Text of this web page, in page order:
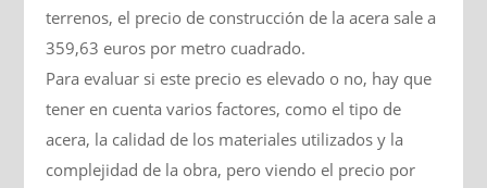
terrenos, el precio de construcción de la acera sale a
359,63 euros por metro cuadrado.
Para evaluar si este precio es elevado o no, hay que
tener en cuenta varios factores, como el tipo de
acera, la calidad de los materiales utilizados y la
complejidad de la obra, pero viendo el precio por